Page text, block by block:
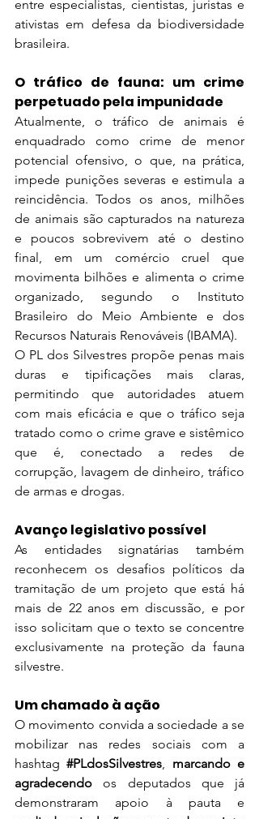
entre especialistas, cientistas, juristas e
ativistas em defesa da biodiversidade
brasileira.
O tráfico de fauna: um crime
perpetuado pela impunidade
Atualmente, o tráfico de animais é
enquadrado como crime de menor
potencial ofensivo, o que, na prática,
impede punições severas e estimula a
reincidência. Todos os anos, milhões
de animais são capturados na natureza
e poucos sobrevivem até o destino
final, em um comércio cruel que
movimenta bilhões e alimenta o crime
organizado, segundo o Instituto
Brasileiro do Meio Ambiente e dos
Recursos Naturais Renováveis (IBAMA).
O PL dos Silvestres propõe penas mais
duras e tipificações mais claras,
permitindo que autoridades atuem
com mais eficácia e que o tráfico seja
tratado como o crime grave e sistêmico
que é, conectado a redes de
corrupção, lavagem de dinheiro, tráfico
de armas e drogas.
Avanço legislativo possível
As entidades signatárias também
reconhecem os desafios políticos da
tramitação de um projeto que está há
mais de 22 anos em discussão, e por
isso solicitam que o texto se concentre
exclusivamente na proteção da fauna
silvestre.
Um chamado à ação
O movimento convida a sociedade a se
mobilizar nas redes sociais com a
hashtag #PLdosSilvestres, marcando e
agradecendo os deputados que já